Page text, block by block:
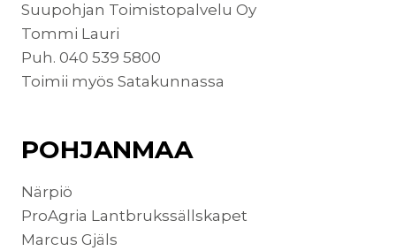
Suupohjan Toimistopalvelu Oy
Tommi Lauri
Puh. 040 539 5800
Toimii myös Satakunnassa
POHJANMAA
Närpiö
ProAgria Lantbrukssällskapet
Marcus Gjäls